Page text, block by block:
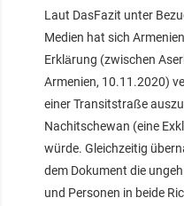
Laut DasFazit unter
Medien hat sich
Erklärung (zwischen
Armenien, 10.11.2020)
einer Transitstraße
Nachitschewan (eine
würde. Gleichzeitig
dem Dokument die
und Personen in beide